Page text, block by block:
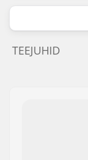
TEEJUHID